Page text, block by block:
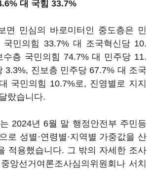
대 국힘 33.7%
면 민심의 바로미터인 중도층은 민
민의힘 33.7% 대 조국혁신당 10.
수층 국민의힘 74.7% 대 민주당 11.
3.3%, 진보층 민주당 67.7% 대 조국
국민의힘 10.7%로, 진영별로 지지
랐습니다.
2024년 6월 말 행정안전부 주민등
로 성별·연령별·지역별 가중값을 산
적용했습니다. 그 밖의 자세한 조사
앙선거여론조사심의위원회나 서치